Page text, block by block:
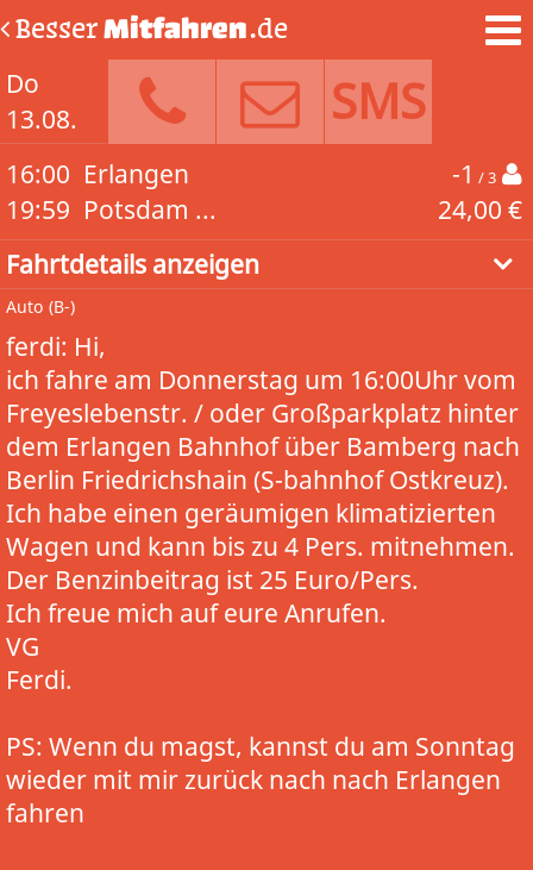
BesserMitfahren.de
Do
13.08.
SMS
16:00
19:59
Erlangen
Potsdam ...
-1 / 3
24,00 €
Fahrtdetails anzeigen
Auto (B-)
ferdi: Hi,
ich fahre am Donnerstag um 16:00Uhr vom
Freyeslebenstr. / oder Großparkplatz hinter
dem Erlangen Bahnhof über Bamberg nach
Berlin Friedrichshain (S-bahnhof Ostkreuz).
Ich habe einen geräumigen klimatizierten
Wagen und kann bis zu 4 Pers. mitnehmen.
Der Benzinbeitrag ist 25 Euro/Pers.
Ich freue mich auf eure Anrufen.
VG
Ferdi.
PS: Wenn du magst, kannst du am Sonntag
wieder mit mir zurück nach nach Erlangen
fahren